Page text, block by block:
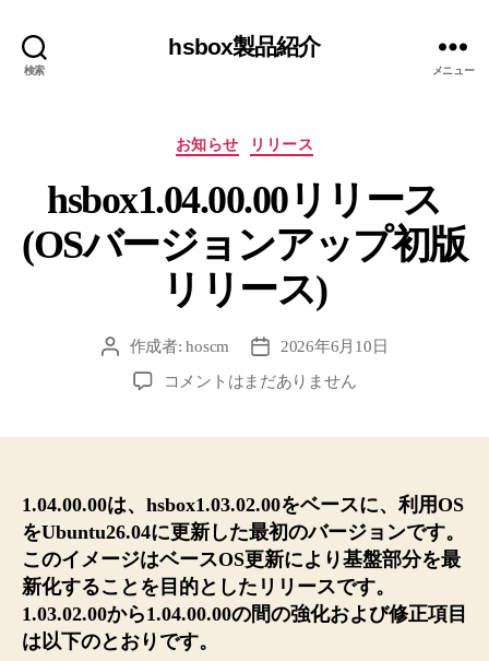
検索
hsbox製品紹介
メニュー
カ
ゴ
リ
ー
お知らせ リリース
hsbox1.04.00.00リリース
(OSバージョンアップ初版
リリース)
投
作成者:hoscm
投
稿
日
2026年6月10日
hsbox1.04.00.00
(OS
バ
ー
ョ
ン
ア
コメントはまだありません
1.04.00.00は、hsbox1.03.02.00をベースに、利用OS
をUbuntu26.04に更新した最初のバージョンです。
このイメージはベースOS更新により基盤部分を最
新化することを目的としたリリースです。
1.03.02.00から1.04.00.00の間の強化および修正項目
は以下のとおりです。